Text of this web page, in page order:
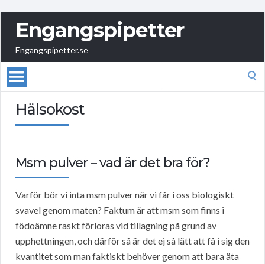
Engangspipetter
Engangspipetter.se
Hälsokost
Msm pulver – vad är det bra för?
Varför bör vi inta msm pulver när vi får i oss biologiskt
svavel genom maten? Faktum är att msm som finns i
födoämne raskt förloras vid tillagning på grund av
upphettningen, och därför så är det ej så lätt att få i sig den
kvantitet som man faktiskt behöver genom att bara äta